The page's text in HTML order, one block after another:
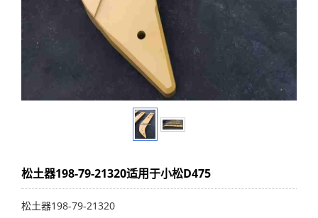
松土器198-79-21320适用于小松D475
松土器198-79-21320